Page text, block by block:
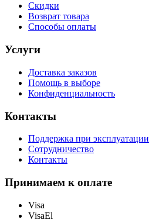
Скидки
Возврат товара
Способы оплаты
Услуги
Доставка заказов
Помощь в выборе
Конфиденциальность
Контакты
Поддержка при эксплуатации
Сотрудничество
Контакты
Принимаем к оплате
Visa
VisaEl